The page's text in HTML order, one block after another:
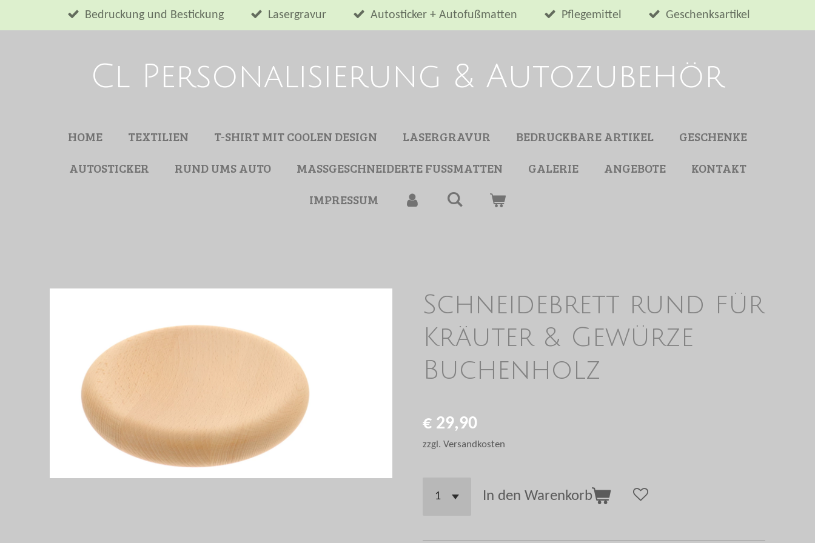
Hauptinhalt
Bedruckung und Bestickung Lasergravur Autosticker + Autofußmatten Pflegemittel Geschenksartikel
Cl Personalisierung & Autozubehör
HOME TEXTILIEN T-SHIRT MIT COOLEN DESIGN LASERGRAVUR BEDRUCKBARE ARTIKEL
GESCHENKE
AUTOSTICKER
RUND UMS AUTO MASSGESCHNEIDERTE FUSSMATTEN GALERIE ANGEBOTE
KONTAKT
IMPRESSUM
Schneidebrett rund für
Kräuter & Gewürze
Buchenholz
€ 29,90
zzgl. Versandkosten
In den Warenkorb